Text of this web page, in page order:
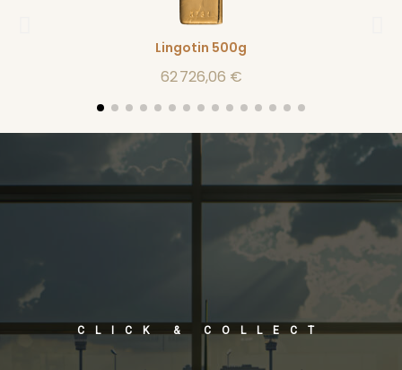
Lingotin 500g
62 726,06 €
CLICK & COLLECT